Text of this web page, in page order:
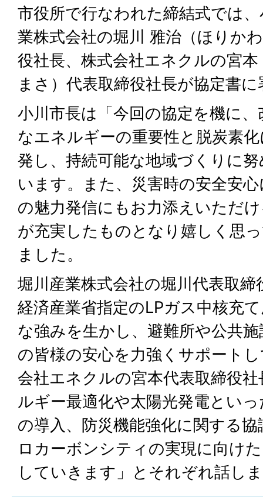
市役所で行なわれた締結式では
業株式会社の堀川 雅治（ほりか
役社長、株式会社エネクルの宮
まさ）代表取締役社長が協定書
小川市長は「今回の協定を機に
なエネルギーの重要性と脱炭素
発し、持続可能な地域づくりに
います。また、災害時の安全安
の魅力発信にもお力添えいただ
が充実したものとなり嬉しく思
ました。
堀川産業株式会社の堀川代表取
経済産業省指定のLPガス中核充
な強みを生かし、避難所や公共
の皆様の安心を力強くサポート
会社エネクルの宮本代表取締役
ルギー最適化や太陽光発電とい
の導入、防災機能強化に関する
ロカーボンシティの実現に向け
していきます」とそれぞれ話し